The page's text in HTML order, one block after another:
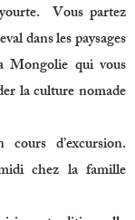
Vous partez
dans les paysages
Mongolie qui vous
la culture nomade
d’excursion.
chez la famille